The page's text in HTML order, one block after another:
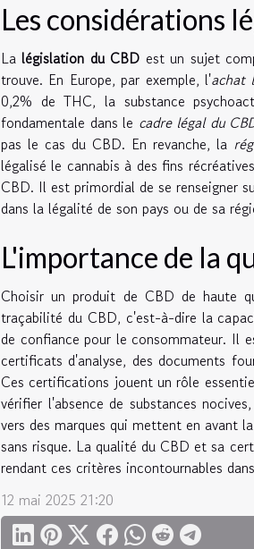
Les considérations
Lalégislation du CBD est un sujet
trouve. En Europe, par exemple, l'achat
0,2% de THC, la substance
fondamentale dans le cadre légal du
pas le cas du CBD. En revanche, la
légalisé le cannabis à des fins
CBD. Il est primordial de se renseigner
dans la légalité de son pays ou de sa
L'importance de la
Choisir un produit de CBD de haute
traçabilité du CBD, c'est-à-dire la
de confiance pour le consommateur. Il
certificats d'analyse, des documents
Ces certifications jouent un rôle
vérifier l'absence de substances
vers des marques qui mettent en avant
sans risque. La qualité du CBD et sa
rendant ces critères incontournables
12 mai 2025 21:20